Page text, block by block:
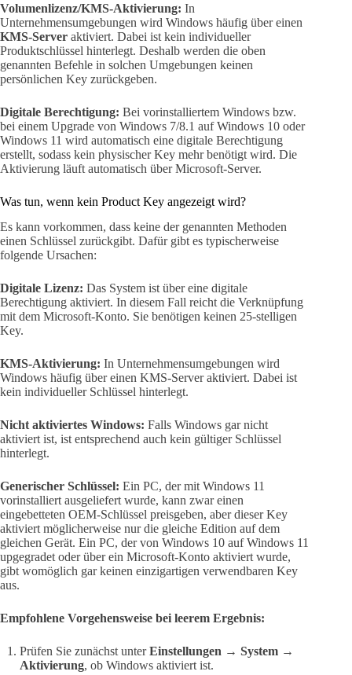
Volumenlizenz/KMS-Aktivierung: In
Unternehmensumgebungen wird Windows häufig über einen
KMS-Server aktiviert. Dabei ist kein individueller
Produktschlüssel hinterlegt. Deshalb werden die oben
genannten Befehle in solchen Umgebungen keinen
persönlichen Key zurückgeben.
Digitale Berechtigung: Bei vorinstalliertem Windows bzw.
bei einem Upgrade von Windows 7/8.1 auf Windows 10 oder
Windows 11 wird automatisch eine digitale Berechtigung
erstellt, sodass kein physischer Key mehr benötigt wird. Die
Aktivierung läuft automatisch über Microsoft-Server.
Was tun, wenn kein Product Key angezeigt wird?
Es kann vorkommen, dass keine der genannten Methoden
einen Schlüssel zurückgibt. Dafür gibt es typischerweise
folgende Ursachen:
Digitale Lizenz: Das System ist über eine digitale
Berechtigung aktiviert. In diesem Fall reicht die Verknüpfung
mit dem Microsoft-Konto. Sie benötigen keinen 25-stelligen
Key.
KMS-Aktivierung: In Unternehmensumgebungen wird
Windows häufig über einen KMS-Server aktiviert. Dabei ist
kein individueller Schlüssel hinterlegt.
Nicht aktiviertes Windows: Falls Windows gar nicht
aktiviert ist, ist entsprechend auch kein gültiger Schlüssel
hinterlegt.
Generischer Schlüssel: Ein PC, der mit Windows 11
vorinstalliert ausgeliefert wurde, kann zwar einen
eingebetteten OEM-Schlüssel preisgeben, aber dieser Key
aktiviert möglicherweise nur die gleiche Edition auf dem
gleichen Gerät. Ein PC, der von Windows 10 auf Windows 11
upgegradet oder über ein Microsoft-Konto aktiviert wurde,
gibt womöglich gar keinen einzigartigen verwendbaren Key
aus.
Empfohlene Vorgehensweise bei leerem Ergebnis:
Prüfen Sie zunächst unterEinstellungen → System →
Aktivierung, ob Windows aktiviert ist.